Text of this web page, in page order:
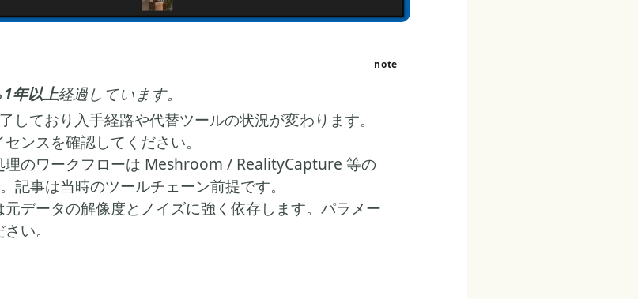
1年以上経過しています。
しており入手経路や代替ツールの状況が変わります。
ンスを確認してください。
理のワークフローは Meshroom / RealityCapture 等の
記事は当時のツールチェーン前提です。
データの解像度とノイズに強く依存します。パラメー
い。